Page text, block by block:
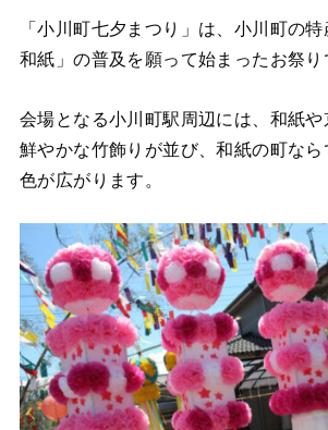
「小川町七夕まつり」は、小川町の
和紙」の普及を願って始まったお祭り
会場となる小川町駅周辺には、和紙
鮮やかな竹飾りが並び、和紙の町な
色が広がります。